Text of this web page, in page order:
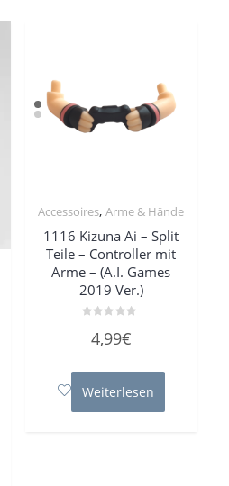
Accessoires,Arme & Hände
1116 Kizuna Ai – Split
Teile – Controller mit
Arme – (A.I. Games
2019 Ver.)
mit
5
4,99€
Weiterlesen